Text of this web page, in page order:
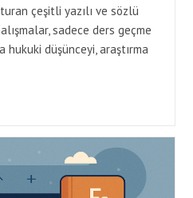
çeşitli yazılı ve sözlü
sadece ders geçme
hukuki düşünceyi, araştırma